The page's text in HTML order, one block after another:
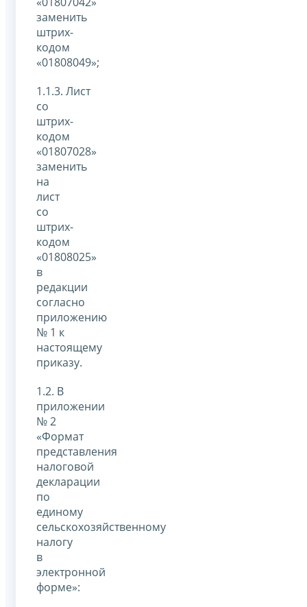
заменить
штрих-
кодом
«01808049»;
1.1.3. Лист
со
штрих-
кодом
«01807028»
заменить
на
лист
со
штрих-
кодом
«01808025»
в
редакции
согласно
приложению
№ 1 к
настоящему
приказу.
1.2. В
приложении
№ 2
«Формат
представления
налоговой
декларации
по
единому
сельскохозяйственному
налогу
в
электронной
форме»: